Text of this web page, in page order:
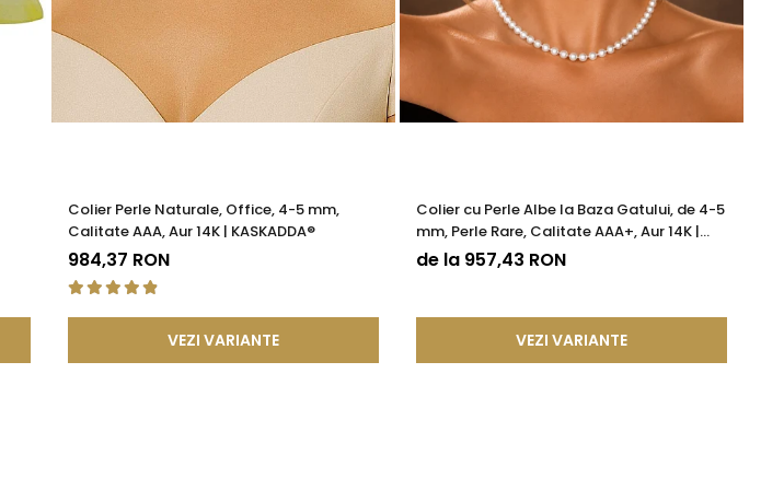
Colier Perle Naturale, Office, 4-5 mm,
Calitate AAA, Aur 14K | KASKADDA®
984,37 RON
VEZI VARIANTE
Colier cu Perle Albe la Baza Gatului, de 4-5
mm, Perle Rare, Calitate AAA+, Aur 14K |
KASKADDA®
de la 957,43 RON
VEZI VARIANTE